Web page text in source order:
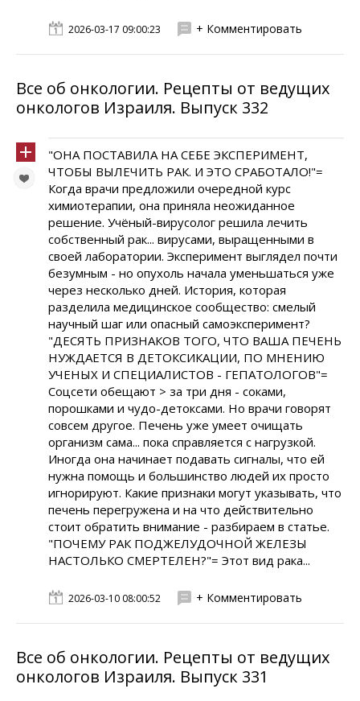
2026-03-17 09:00:23 + Комментировать
Все об онкологии. Рецепты от ведущих
онкологов Израиля. Выпуск 332
"ОНА ПОСТАВИЛА НА СЕБЕ ЭКСПЕРИМЕНТ,
ЧТОБЫ ВЫЛЕЧИТЬ РАК. И ЭТО СРАБОТАЛО!"=
Когда врачи предложили очередной курс
химиотерапии, она приняла неожиданное
решение. Учёный-вирусолог решила лечить
собственный рак... вирусами, выращенными в
своей лаборатории. Эксперимент выглядел почти
безумным - но опухоль начала уменьшаться уже
через несколько дней. История, которая
разделила медицинское сообщество: смелый
научный шаг или опасный самоэксперимент?
"ДЕСЯТЬ ПРИЗНАКОВ ТОГО, ЧТО ВАША ПЕЧЕНЬ
НУЖДАЕТСЯ В ДЕТОКСИКАЦИИ, ПО МНЕНИЮ
УЧЕНЫХ И СПЕЦИАЛИСТОВ - ГЕПАТОЛОГОВ"=
Соцсети обещают > за три дня - соками,
порошками и чудо-детоксами. Но врачи говорят
совсем другое. Печень уже умеет очищать
организм сама... пока справляется с нагрузкой.
Иногда она начинает подавать сигналы, что ей
нужна помощь и большинство людей их просто
игнорируют. Какие признаки могут указывать, что
печень перегружена и на что действительно
стоит обратить внимание - разбираем в статье.
"ПОЧЕМУ РАК ПОДЖЕЛУДОЧНОЙ ЖЕЛЕЗЫ
НАСТОЛЬКО СМЕРТЕЛЕН?"= Этот вид рака...
2026-03-10 08:00:52 + Комментировать
Все об онкологии. Рецепты от ведущих
онкологов Израиля. Выпуск 331